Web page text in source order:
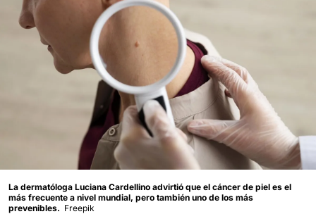
La dermatóloga Luciana Cardellino advirtió que el cáncer de piel es el
más frecuente a nivel mundial, pero también uno de los más
prevenibles. Freepik